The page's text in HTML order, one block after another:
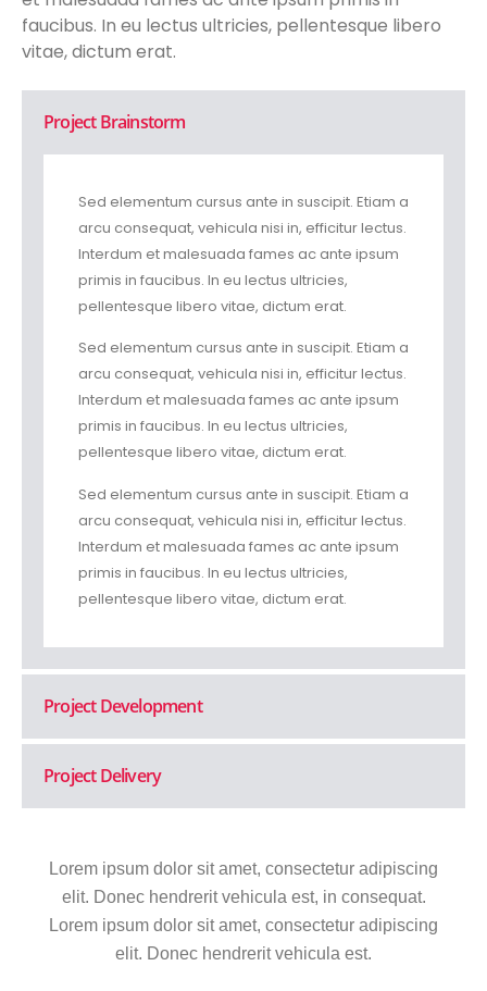
faucibus. In eu lectus ultricies, pellentesque libero
vitae, dictum erat.
Project Brainstorm
Sed elementum cursus ante in suscipit. Etiam a
arcu consequat, vehicula nisi in, efficitur lectus.
Interdum et malesuada fames ac ante ipsum
primis in faucibus. In eu lectus ultricies,
pellentesque libero vitae, dictum erat.
Sed elementum cursus ante in suscipit. Etiam a
arcu consequat, vehicula nisi in, efficitur lectus.
Interdum et malesuada fames ac ante ipsum
primis in faucibus. In eu lectus ultricies,
pellentesque libero vitae, dictum erat.
Sed elementum cursus ante in suscipit. Etiam a
arcu consequat, vehicula nisi in, efficitur lectus.
Interdum et malesuada fames ac ante ipsum
primis in faucibus. In eu lectus ultricies,
pellentesque libero vitae, dictum erat.
Project Development
Project Delivery
Lorem ipsum dolor sit amet, consectetur adipiscing
elit. Donec hendrerit vehicula est, in consequat.
Lorem ipsum dolor sit amet, consectetur adipiscing
elit. Donec hendrerit vehicula est.